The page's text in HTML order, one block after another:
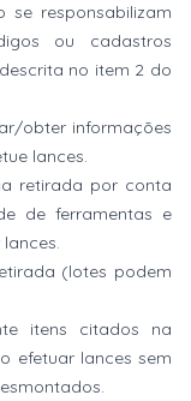
se responsabilizam
ou cadastros
no item 2 do
obter informações
lances.
retirada por conta
de ferramentas e
(lotes podem
itens citados na
efetuar lances sem